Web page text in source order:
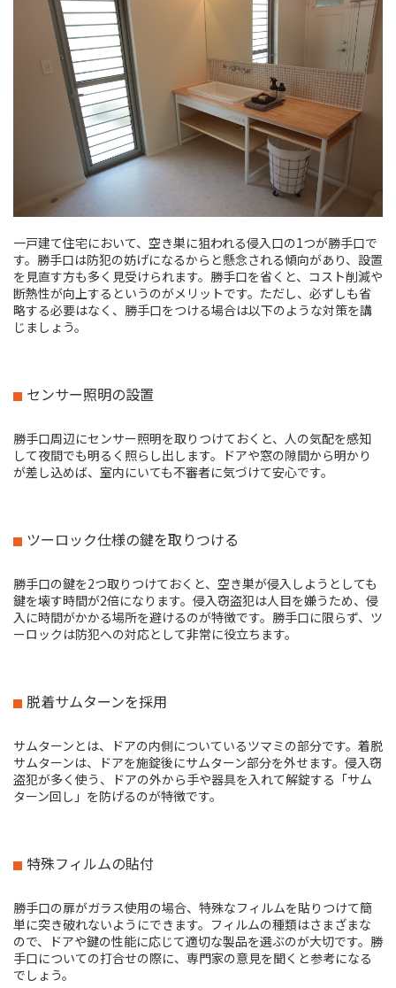
一戸建て住宅において、空き巣に狙われる侵入口の1つが勝手口で
す。勝手口は防犯の妨げになるからと懸念される傾向があり、設置
を見直す方も多く見受けられます。勝手口を省くと、コスト削減や
断熱性が向上するというのがメリットです。ただし、必ずしも省
略する必要はなく、勝手口をつける場合は以下のような対策を講
じましょう。
センサー照明の設置
勝手口周辺にセンサー照明を取りつけておくと、人の気配を感知
して夜間でも明るく照らし出します。ドアや窓の隙間から明かり
が差し込めば、室内にいても不審者に気づけて安心です。
ツーロック仕様の鍵を取りつける
勝手口の鍵を2つ取りつけておくと、空き巣が侵入しようとしても
鍵を壊す時間が2倍になります。侵入窃盗犯は人目を嫌うため、侵
入に時間がかかる場所を避けるのが特徴です。勝手口に限らず、ツ
ーロックは防犯への対応として非常に役立ちます。
脱着サムターンを採用
サムターンとは、ドアの内側についているツマミの部分です。着脱
サムターンは、ドアを施錠後にサムターン部分を外せます。侵入窃
盗犯が多く使う、ドアの外から手や器具を入れて解錠する「サム
ターン回し」を防げるのが特徴です。
特殊フィルムの貼付
勝手口の扉がガラス使用の場合、特殊なフィルムを貼りつけて簡
単に突き破れないようにできます。フィルムの種類はさまざまな
ので、ドアや鍵の性能に応じて適切な製品を選ぶのが大切です。勝
手口についての打合せの際に、専門家の意見を聞くと参考になる
でしょう。